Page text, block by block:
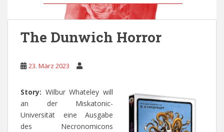
The Dunwich Horror
23. März 2023
Story: Wilbur Whateley will
an der Miskatonic-
Universität eine Ausgabe
des Necronomicons